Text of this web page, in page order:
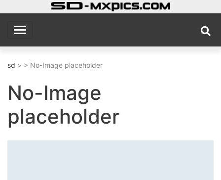
content
sd
sd > > No-Image placeholder
No-Image
placeholder